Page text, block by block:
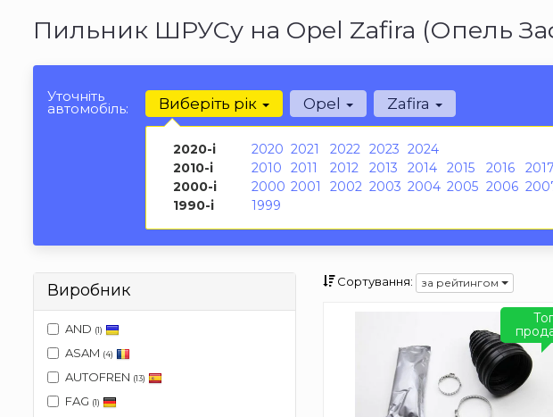
Пильник ШРУСу на Opel Zafira (Опель
Уточніть
автомобіль: Виберіть рік
2020-і 2020 2021 2022 2023 2024
2010-і
2010 2011 2012 2013 2014 2015 2016 2017
2000-і
2000 2001 2002 2003 2004 2005 2006
1990-і
1999
Opel Zafira
Виробник
AND (1)
ASAM (4)
AUTOFREN (13)
FAG (1)
Сортування: за рейтингом